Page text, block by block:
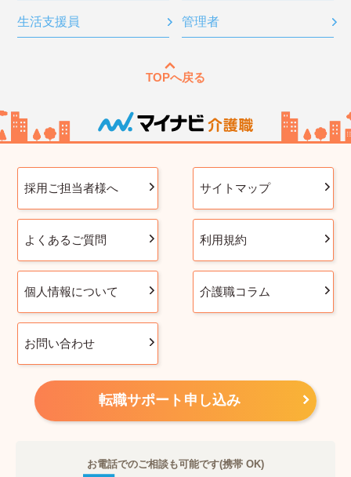
生活支援員 管理者
TOPへ戻る
採用ご担当者様へ サイトマップ
よくあるご質問 利用規約
個人情報について 介護職コラム
お問い合わせ
転職サポート申し込み
お電話でのご相談も可能です(携帯 OK)